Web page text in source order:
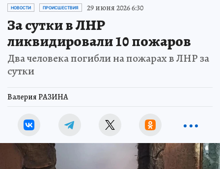
НОВОСТИ ПРОИСШЕСТВИЯ 29 июня 2026 6:30
За сутки в ЛНР
ликвидировали 10 пожаров
Два человека погибли на пожарах в ЛНР за
сутки
Валерия РАЗИНА